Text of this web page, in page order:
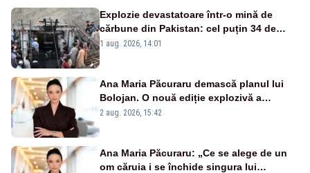
Explozie devastatoare într-o mină de
cărbune din Pakistan: cel puțin 34 de
morți - VIDEO
1 aug. 2026, 14:01
Ana Maria Păcuraru demască planul lui
Bolojan. O nouă ediție explozivă a
emisiunii „Miza Zilei” la Realitatea PLUS
2 aug. 2026, 15:42
Ana Maria Păcuraru: „Ce se alege de un
om căruia i se închide singura lui